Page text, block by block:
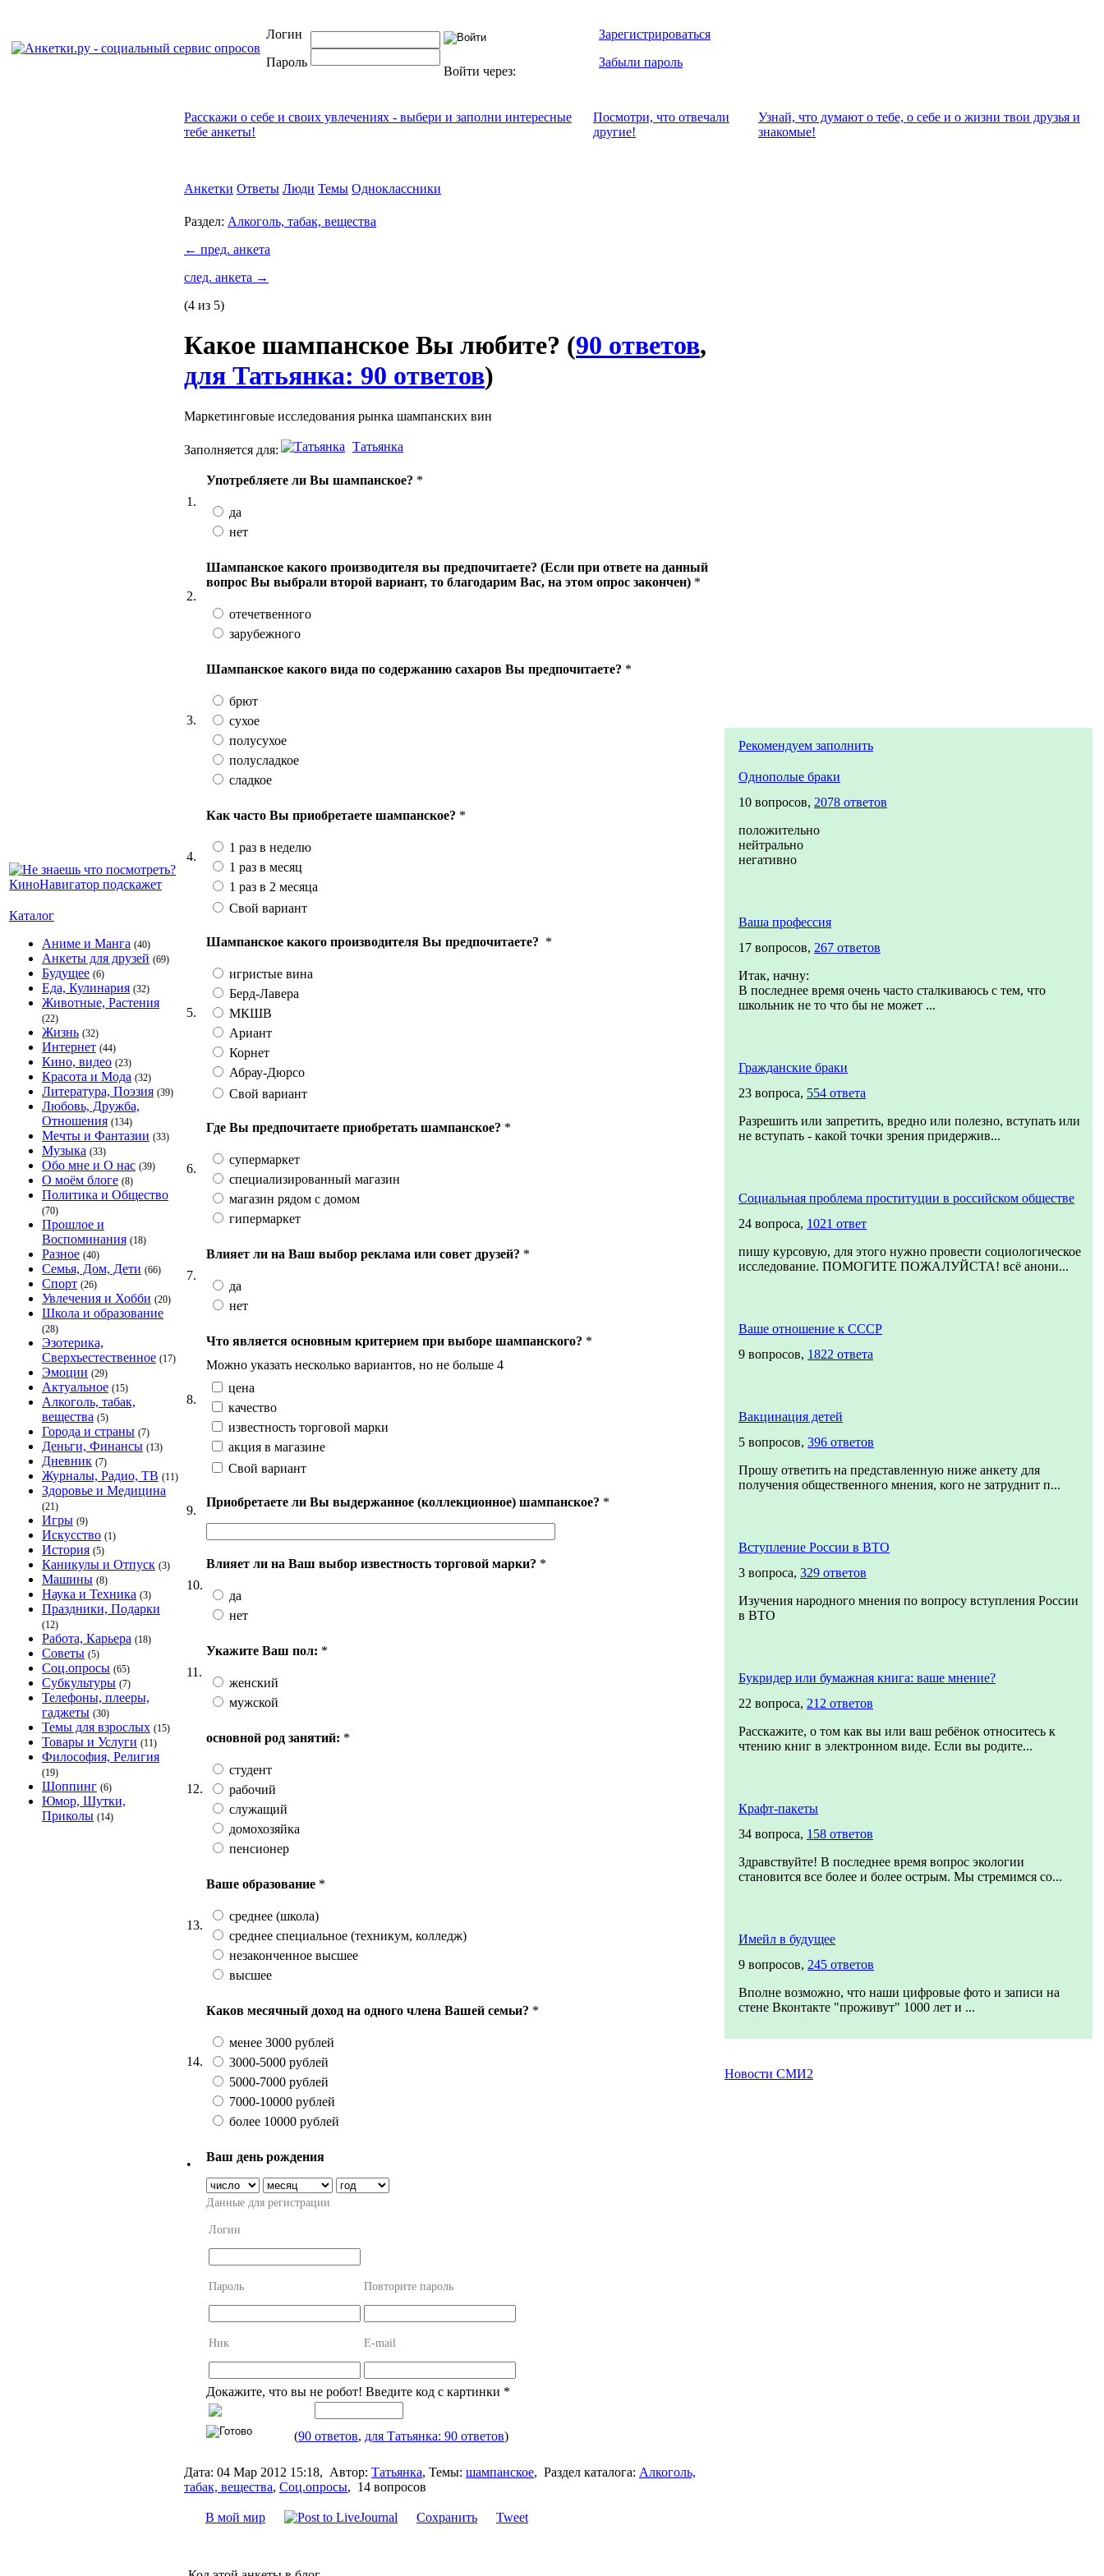
Логин
Пароль
Войти через:
Зарегистрироваться
Забыли пароль
Каталог
Аниме и Манга (40)
Анкеты для друзей (69)
Будущее (6)
Еда, Кулинария (32)
Животные, Растения
(22)
Жизнь (32)
Интернет (44)
Кино, видео (23)
Красота и Мода (32)
Литература, Поэзия (39)
Любовь, Дружба,
Отношения (134)
Мечты и Фантазии (33)
Музыка (33)
Обо мне и О нас (39)
О моём блоге (8)
Политика и Общество
(70)
Прошлое и
Воспоминания (18)
Разное (40)
Семья, Дом, Дети (66)
Спорт (26)
Увлечения и Хобби (20)
Школа и образование
(28)
Эзотерика,
Сверхъестественное (17)
Эмоции (29)
Актуальное (15)
Алкоголь, табак,
вещества (5)
Города и страны (7)
Деньги, Финансы (13)
Дневник (7)
Журналы, Радио, ТВ (11)
Здоровье и Медицина
(21)
Игры (9)
Искусство (1)
История (5)
Каникулы и Отпуск (3)
Машины (8)
Наука и Техника (3)
Праздники, Подарки
(12)
Работа, Карьера (18)
Советы (5)
Соц.опросы (65)
Субкультуры (7)
Телефоны, плееры,
гаджеты (30)
Темы для взрослых (15)
Товары и Услуги (11)
Философия, Религия
(19)
Шоппинг (6)
Юмор, Шутки,
Приколы (14)
Расскажи о себе и своих увлечениях - выбери и заполни интересные
тебе анкеты!
Посмотри, что отвeчали
другие!
Узнай, что думают о тебе, о себе и о жизни твои друзья и
знакомые!
Анкетки Ответы Люди Темы Одноклассники
Раздел: Алкоголь, табак, вещества
← пред. анкета
след. анкета →
(4 из 5)
Какое шампанское Вы любите? (90 ответов,
для Татьянка: 90 ответов)
Маркетинговые исследования рынка шампанских вин
Заполняется для: Татьянка
1.
Употребляете ли Вы шампанское? *
да
нет
2.
Шампанское какого производителя вы предпочитаете? (Если при ответе на данный
вопрос Вы выбрали второй вариант, то благодарим Вас, на этом опрос закончен) *
отечетвенного
зарубежного
3.
Шампанское какого вида по содержанию сахаров Вы предпочитаете? *
брют
сухое
полусухое
полусладкое
сладкое
4.
Как часто Вы приобретаете шампанское? *
1 раз в неделю
1 раз в месяц
1 раз в 2 месяца
Свой вариант
5.
Шампанское какого производителя Вы предпочитаете? *
игристые вина
Берд-Лавера
МКШВ
Ариант
Корнет
Абрау-Дюрсо
Свой вариант
6.
Где Вы предпочитаете приобретать шампанское? *
супермаркет
специализированный магазин
магазин рядом с домом
гипермаркет
7.
Влияет ли на Ваш выбор реклама или совет друзей? *
да
нет
8.
Что является основным критерием при выборе шампанского? *
Можно указать несколько вариантов, но не больше 4
цена
качество
известность торговой марки
акция в магазине
Свой вариант
9.
Приобретаете ли Вы выдержанное (коллекционное) шампанское? *
10.
Влияет ли на Ваш выбор известность торговой марки? *
да
нет
11.
Укажите Ваш пол: *
женский
мужской
12.
основной род занятий: *
студент
рабочий
служащий
домохозяйка
пенсионер
13.
Ваше образование *
среднее (школа)
среднее специальное (техникум, колледж)
незаконченное высшее
высшее
14.
Каков месячный доход на одного члена Вашей семьи? *
менее 3000 рублей
3000-5000 рублей
5000-7000 рублей
7000-10000 рублей
более 10000 рублей
•
Ваш день рождения
Данные для регистрации
Логин
Пароль Повторите пароль
Ник E-mail
Докажите, что вы не робот! Введите код с картинки *
(90 ответов, для Татьянка: 90 ответов)
Дата: 04 Мар 2012 15:18, Автор: Татьянка, Темы: шампанское, Раздел каталога: Алкоголь,
табак, вещества, Соц.опросы, 14 вопросов
В мой мир Сохранить Tweet
Рекомендуем заполнить
Однополые браки
10 вопросов, 2078 ответов
положительно
нейтрально
негативно
Ваша профессия
17 вопросов, 267 ответов
Итак, начну:
В последнее время очень часто сталкиваюсь с тем, что
школьник не то что бы не может ...
Гражданские браки
23 вопроса, 554 ответа
Разрешить или запретить, вредно или полезно, вступать или
не вступать - какой точки зрения придержив...
Социальная проблема проституции в российском обществе
24 вопроса, 1021 ответ
пишу курсовую, для этого нужно провести социологическое
исследование. ПОМОГИТЕ ПОЖАЛУЙСТА! всё анони...
Ваше отношение к СССР
9 вопросов, 1822 ответа
Вакцинация детей
5 вопросов, 396 ответов
Прошу ответить на представленную ниже анкету для
получения общественного мнения, кого не затруднит п...
Вступление России в ВТО
3 вопроса, 329 ответов
Изучения народного мнения по вопросу вступления России
в ВТО
Букридер или бумажная книга: ваше мнение?
22 вопроса, 212 ответов
Расскажите, о том как вы или ваш ребёнок относитесь к
чтению книг в электронном виде. Если вы родите...
Крафт-пакеты
34 вопроса, 158 ответов
Здравствуйте! В последнее время вопрос экологии
становится все более и более острым. Мы стремимся со...
Имейл в будущее
9 вопросов, 245 ответов
Вполне возможно, что наши цифровые фото и записи на
стене Вконтакте "проживут" 1000 лет и ...
Новости СМИ2